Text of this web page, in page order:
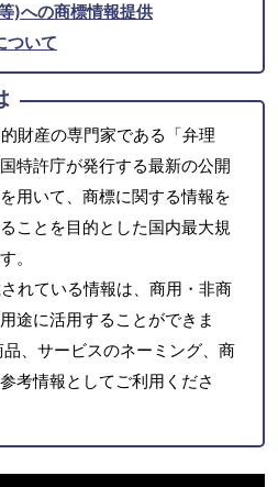
)への商標情報提供
ついて
財産の専門家である「弁理
特許庁が発行する最新の公開
用いて、商標に関する情報を
ことを目的とした国内最大規
。
れている情報は、商用・非商
途に活用することができま
、サービスのネーミング、商
考情報としてご利用くださ